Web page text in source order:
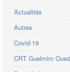
Actualités
Autres
Covid-19
CRT Guelmim